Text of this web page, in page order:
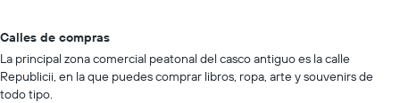
Calles de compras
La principal zona comercial peatonal del casco antiguo es la calle
Republicii, en la que puedes comprar libros, ropa, arte y souvenirs de
todo tipo.